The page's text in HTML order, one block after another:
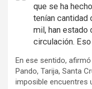
que se ha
tenían cantidad
mil, han estado
circulación.
En ese sentido,
Pando, Tarija, Santa
imposible encuentres